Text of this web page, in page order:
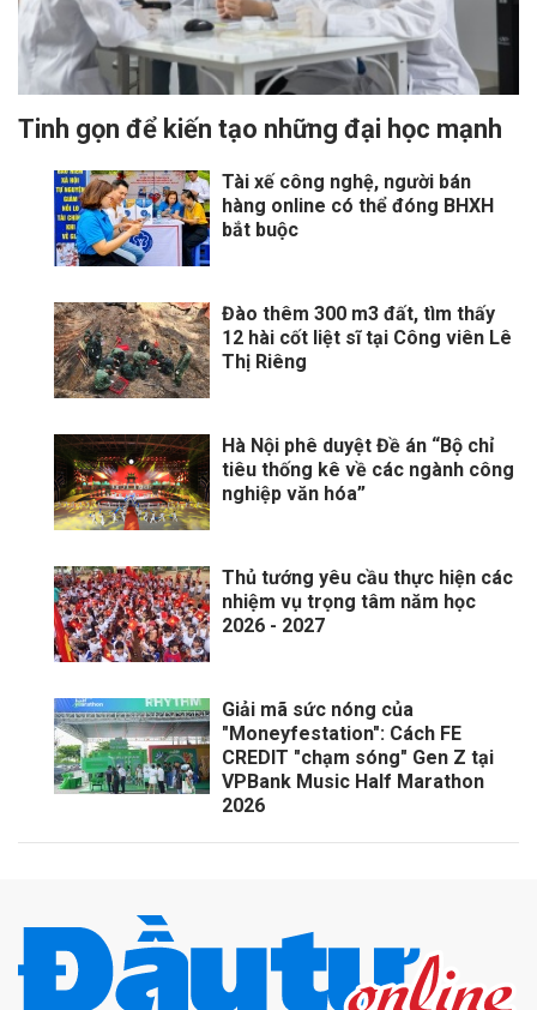
Tinh gọn để kiến tạo những đại học mạnh
Tài xế công nghệ, người bán
hàng online có thể đóng BHXH
bắt buộc
Đào thêm 300 m3 đất, tìm thấy
12 hài cốt liệt sĩ tại Công viên Lê
Thị Riêng
Hà Nội phê duyệt Đề án “Bộ chỉ
tiêu thống kê về các ngành công
nghiệp văn hóa”
Thủ tướng yêu cầu thực hiện các
nhiệm vụ trọng tâm năm học
2026 - 2027
Giải mã sức nóng của
"Moneyfestation": Cách FE
CREDIT "chạm sóng" Gen Z tại
VPBank Music Half Marathon
2026